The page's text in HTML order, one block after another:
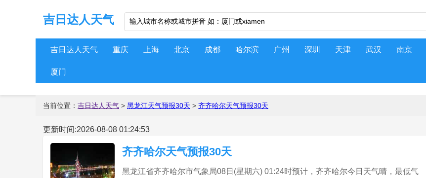
吉日达人天气
吉日达人天气 重庆 上海 北京 成都 哈尔滨 广州 深圳 天津 武汉 南京
厦门
当前位置： 吉日达人天气 > 黑龙江天气预报30天 > 齐齐哈尔天气预报30天
更新时间:2026-08-08 01:24:53
齐齐哈尔天气预报30天
黑龙江省齐齐哈尔市气象局08日(星期六) 01:24时预计，齐齐哈尔今日天气晴，最低气